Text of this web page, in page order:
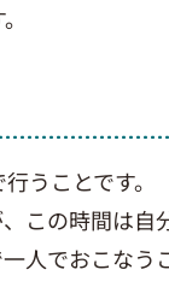
うことです。
この時間は自
人でおこなう